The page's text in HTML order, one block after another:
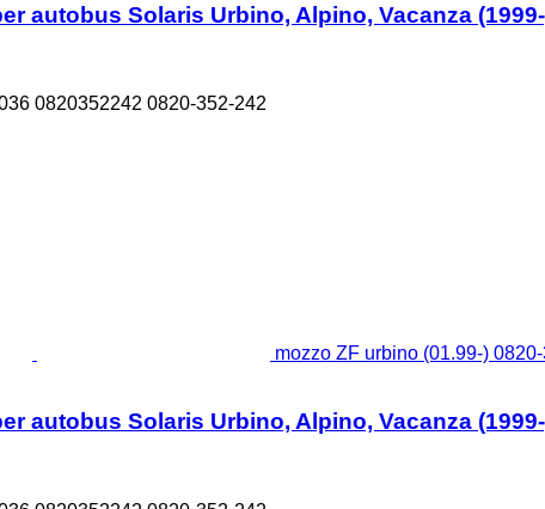
autobus Solaris Urbino, Alpino, Vacanza
0820352242 0820-352-242
mozzo ZF urbino (01.99-)
autobus Solaris Urbino, Alpino, Vacanza